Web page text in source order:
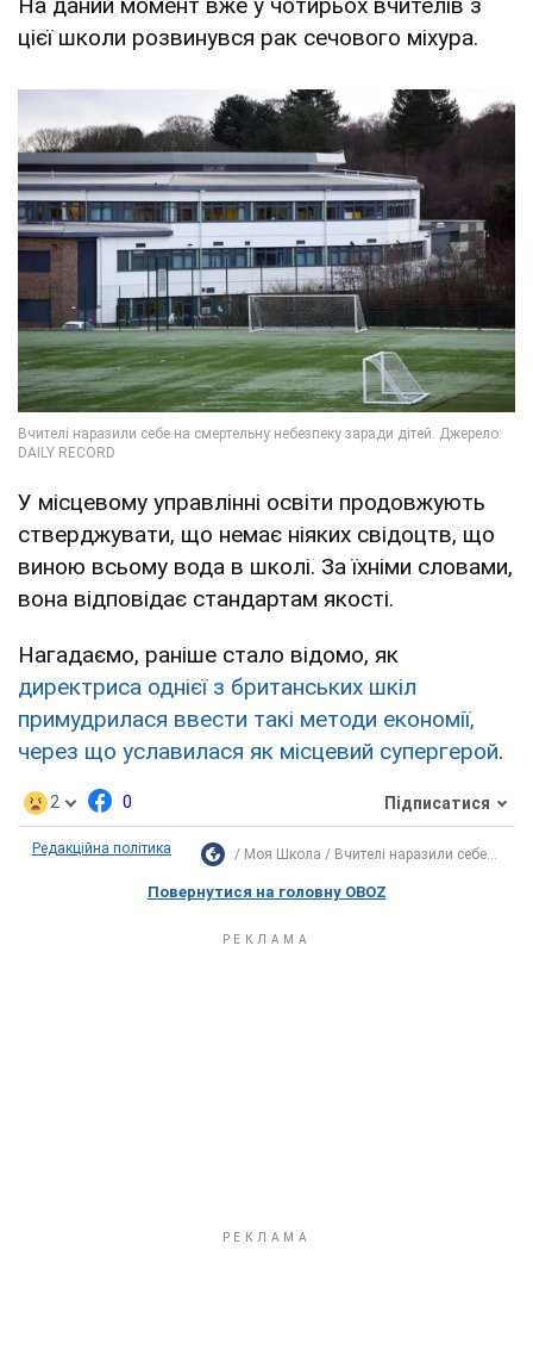
На даний момент вже у чотирьох вчителів з
цієї школи розвинувся рак сечового міхура.
У місцевому управлінні освіти продовжують
стверджувати, що немає ніяких свідоцтв, що
виною всьому вода в школі. За їхніми словами,
вона відповідає стандартам якості.
Нагадаємо, раніше стало відомо, як
директриса однієї з британських шкіл
примудрилася ввести такі методи економії,
через що уславилася як місцевий супергерой.
2 0 Підписатися
Редакційна політика Моя Школа Вчителі наразили себе...
Повернутися на головну OBOZ